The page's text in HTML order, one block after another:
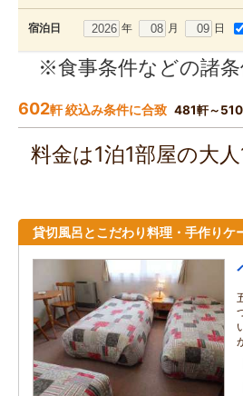
宿泊日 年 月 日
※食事条件などの諸
602軒 絞込み条件に合致 481軒～
料金は1泊1部屋の大
貸切風呂とこだわり料理・手作りケ